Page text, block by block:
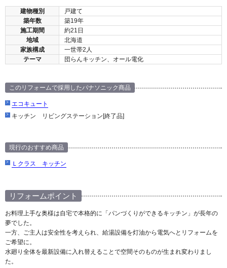
建物種別
戸建て
築年数
築19年
施工期間
約21日
地域
北海道
家族構成
一世帯2人
テーマ
団らんキッチン、オール電化
このリフォームで採用したパナソニック商品
エコキュート
キッチン リビングステーション[終了品]
現行のおすすめ商品
Ｌクラス キッチン
リフォームポイント
お料理上手な奥様は自宅で本格的に「パンづくりができるキッチン」が長年の
夢でした。
一方、ご主人は安全性を考えられ、給湯設備を灯油から電気へとリフォームを
ご希望に。
水廻り全体を最新設備に入れ替えることで空間そのものが生まれ変わりまし
た。